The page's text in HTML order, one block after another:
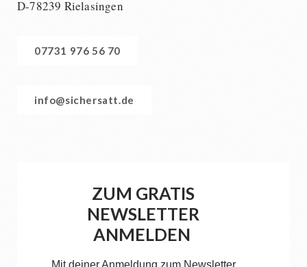
D-78239 Rielasingen
07731 976 56 70
info@sichersatt.de
ZUM GRATIS
NEWSLETTER
ANMELDEN
Mit deiner Anmeldung zum Newsletter